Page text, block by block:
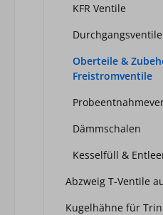
KFR Ventile
Oberteile &
Freistromventile
Dämmschalen
Kesselfüll &
Abzweig T-Ventile
Kugelhähne für